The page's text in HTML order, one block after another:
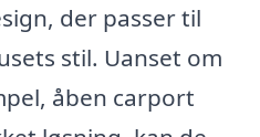
der passer til
stil. Uanset om
åben carport